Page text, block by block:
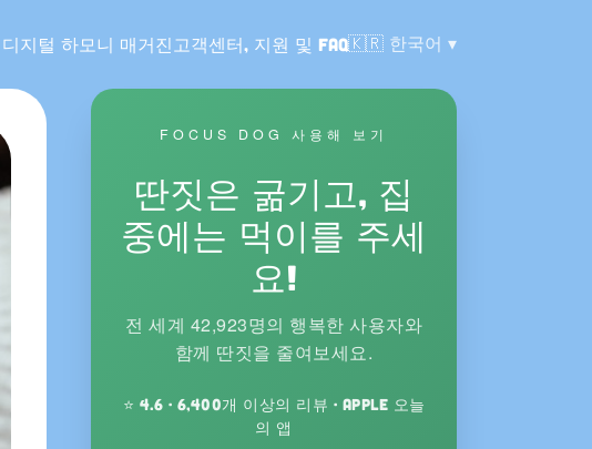
디지털 하모니 매거진 고객센터, 지원 및 FAQ🇰🇷 언어:
한국어
FOCUS DOG 사용해 보기
딴짓은 굶기고, 집
중에는 먹이를 주세
요!
전 세계 42,923명의 행복한 사용자와
함께 딴짓을 줄여보세요.
⭐ 4.6 · 6,400개 이상의 리뷰 · Apple 오늘
의 앱